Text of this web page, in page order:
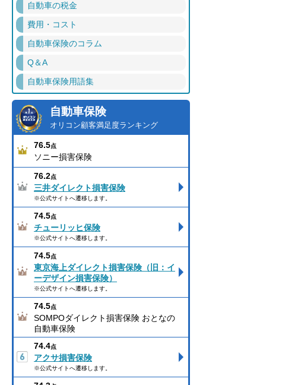
自動車の税金
費用・コスト
自動車保険のコラム
Q＆A
自動車保険用語集
自動車保険
オリコン顧客満足度ランキング
76.5点
ソニー損害保険
76.2点
三井ダイレクト損害保険
※公式サイトへ遷移します。
74.5点
チューリッヒ保険
※公式サイトへ遷移します。
74.5点
東京海上ダイレクト損害保険（旧：イ
ーデザイン損害保険）
※公式サイトへ遷移します。
74.5点
SOMPOダイレクト損害保険 おとなの
自動車保険
74.4点
アクサ損害保険
※公式サイトへ遷移します。